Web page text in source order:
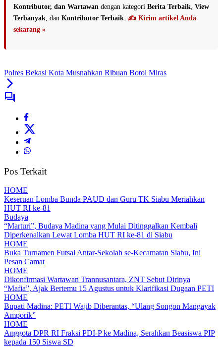
Kontributor, dan Wartawan dengan kategori Berita Terbaik View
Terbanyak , dan Kontributor Terbaik ✍️ Kirim artikel Anda
sekarang »
Polres Bekasi Kota Musnahkan Ribuan Botol Miras
Pos Terkait
HOME
Keseruan Lomba Bunda PAUD dan Guru TK Siabu Meriahkan
HUT RI ke-81
Budaya
“Marturi”, Budaya Madina yang Mulai Ditinggalkan Kembali
Diperkenalkan Lewat Lomba HUT RI ke-81 di Siabu
HOME
Buka Turnamen Futsal Antar-Sekolah se-Kecamatan Siabu, Ini
Pesan Camat
HOME
Dikonfirmasi Wartawan Trannusantara, ZNT Sebut Dirinya
“Mafia”, Ajak Bertemu 15 Agustus untuk Klarifikasi Dugaan PETI
HOME
Bupati Madina: PETI Wajib Diberantas, “Ulang Songon Mangayak
Amporik”
HOME
Anggota DPR RI Fraksi PDI-P ke Madina, Serahkan Beasiswa PIP
kepada 150 Siswa SD